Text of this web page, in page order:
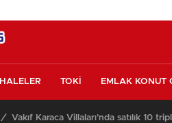
İHALELER TOKİ EMLAK KONUT
/ Vakıf Karaca Villaları’nda satılık 10